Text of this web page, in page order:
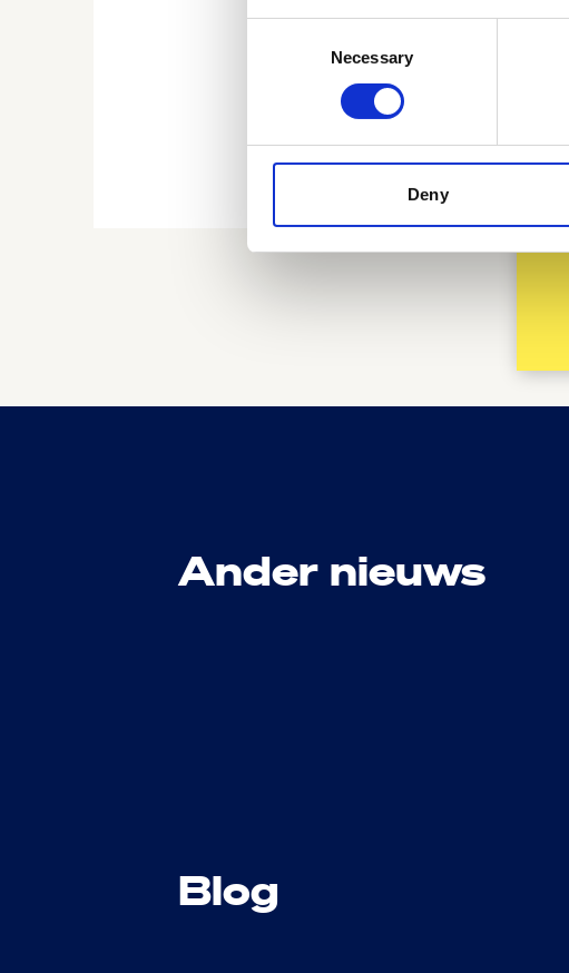
Necessary
Deny
Ander nieuws
Blog